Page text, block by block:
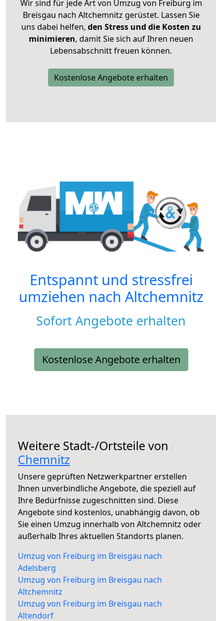
Wir sind für jede Art von Umzug von Freiburg im
Breisgau nach Altchemnitz gerüstet. Lassen Sie
uns dabei helfen, den Stress und die Kosten zu
minimieren, damit Sie sich auf Ihren neuen
Lebensabschnitt freuen können.
Kostenlose Angebote erhalten
Entspannt und stressfrei
umziehen nach Altchemnitz
Sofort Angebote erhalten
Kostenlose Angebote erhalten
Weitere Stadt-/Ortsteile von
Chemnitz
Unsere geprüften Netzwerkpartner erstellen
Ihnen unverbindliche Angebote, die speziell auf
Ihre Bedürfnisse zugeschnitten sind. Diese
Angebote sind kostenlos, unabhängig davon, ob
Sie einen Umzug innerhalb von Altchemnitz oder
außerhalb Ihres aktuellen Standorts planen.
Umzug von Freiburg im Breisgau nach
Adelsberg
Umzug von Freiburg im Breisgau nach
Altchemnitz
Umzug von Freiburg im Breisgau nach
Altendorf